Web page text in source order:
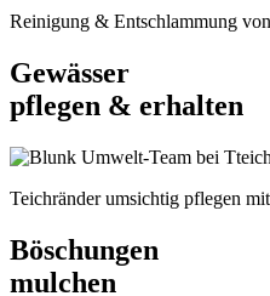
Reinigung & Entschlammung
Gewässer
pflegen & erhalten
Teichränder umsichtig pflegen
Böschungen
mulchen